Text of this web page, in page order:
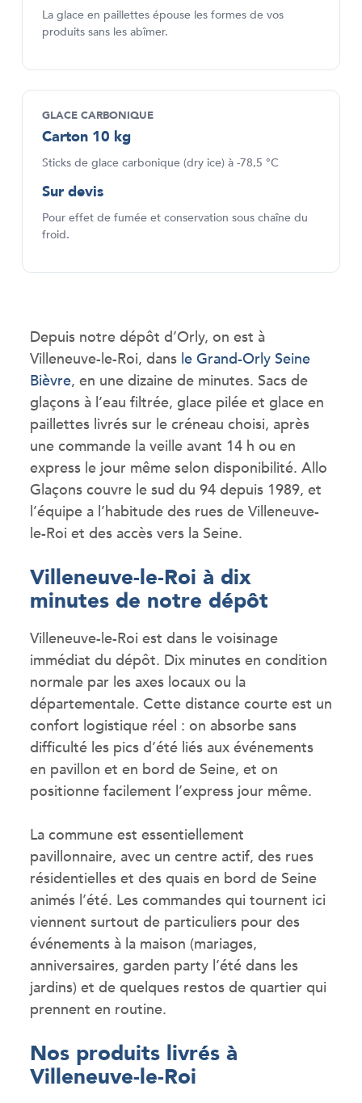
La glace en paillettes épouse les formes de vos
produits sans les abîmer.
GLACE CARBONIQUE
Carton 10 kg
Sticks de glace carbonique (dry ice) à -78,5 °C
Sur devis
Pour effet de fumée et conservation sous chaîne du
froid.
Depuis notre dépôt d’Orly, on est à
Villeneuve-le-Roi, dans le Grand-Orly Seine
Bièvre, en une dizaine de minutes. Sacs de
glaçons à l’eau filtrée, glace pilée et glace en
paillettes livrés sur le créneau choisi, après
une commande la veille avant 14 h ou en
express le jour même selon disponibilité. Allo
Glaçons couvre le sud du 94 depuis 1989, et
l’équipe a l’habitude des rues de Villeneuve-
le-Roi et des accès vers la Seine.
Villeneuve-le-Roi à dix
minutes de notre dépôt
Villeneuve-le-Roi est dans le voisinage
immédiat du dépôt. Dix minutes en condition
normale par les axes locaux ou la
départementale. Cette distance courte est un
confort logistique réel : on absorbe sans
difficulté les pics d’été liés aux événements
en pavillon et en bord de Seine, et on
positionne facilement l’express jour même.
La commune est essentiellement
pavillonnaire, avec un centre actif, des rues
résidentielles et des quais en bord de Seine
animés l’été. Les commandes qui tournent ici
viennent surtout de particuliers pour des
événements à la maison (mariages,
anniversaires, garden party l’été dans les
jardins) et de quelques restos de quartier qui
prennent en routine.
Nos produits livrés à
Villeneuve-le-Roi